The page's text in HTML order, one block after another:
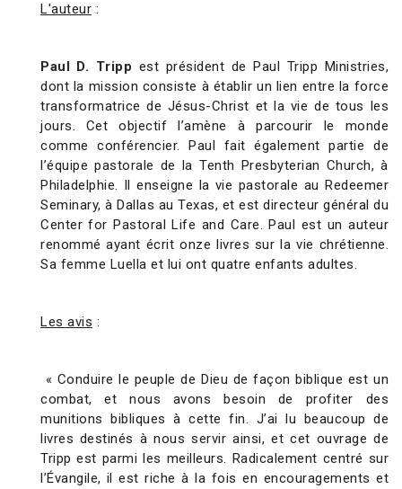
L'auteur :
Paul D. Tripp est président de Paul Tripp Ministries,
dont la mission consiste à établir un lien entre la force
transformatrice de Jésus-Christ et la vie de tous les
jours. Cet objectif l’amène à parcourir le monde
comme conférencier. Paul fait également partie de
l’équipe pastorale de la Tenth Presbyterian Church, à
Philadelphie. Il enseigne la vie pastorale au Redeemer
Seminary, à Dallas au Texas, et est directeur général du
Center for Pastoral Life and Care. Paul est un auteur
renommé ayant écrit onze livres sur la vie chrétienne.
Sa femme Luella et lui ont quatre enfants adultes.
Les avis :
« Conduire le peuple de Dieu de façon biblique est un
combat, et nous avons besoin de profiter des
munitions bibliques à cette fin. J’ai lu beaucoup de
livres destinés à nous servir ainsi, et cet ouvrage de
Tripp est parmi les meilleurs. Radicalement centré sur
l’Évangile, il est riche à la fois en encouragements et